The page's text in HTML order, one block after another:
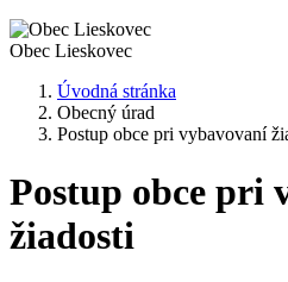
Obec Lieskovec
Úvodná stránka
Obecný úrad
Postup obce pri vybavovaní
Postup obce pri
žiadosti